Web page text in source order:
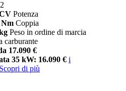
Potenza
Nm Coppia
Peso in ordine di marcia
carburante
17.090 €
35 kW: 16.090 € i
Scopri di più